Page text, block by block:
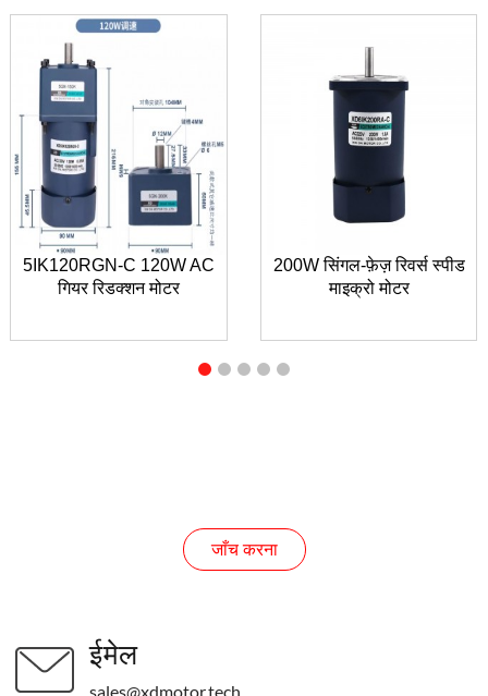
5IK120RGN-C 120W AC
गियर रिडक्शन मोटर
200W सिंगल-फ़ेज़ रिवर्स स्पीड
माइक्रो मोटर
जाँच करना
ईमेल
sales@xdmotor.tech